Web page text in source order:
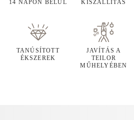
14 NAPON BELÜL
KISZÁLLÍTÁS
TANÚSÍTOTT
ÉKSZEREK
JAVÍTÁS A
TEILOR
MŰHELYÉBEN